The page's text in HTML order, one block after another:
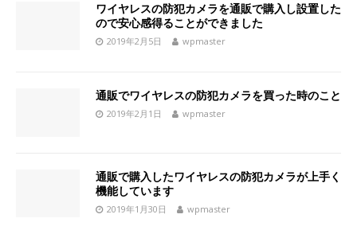
ワイヤレスの防犯カメラを通販で購入し設置した
ので安心感得ることができました
2019年2月5日 wpmaster
通販でワイヤレスの防犯カメラを買った時のこと
2019年2月1日 wpmaster
通販で購入したワイヤレスの防犯カメラが上手く
機能しています
2019年1月30日 wpmaster